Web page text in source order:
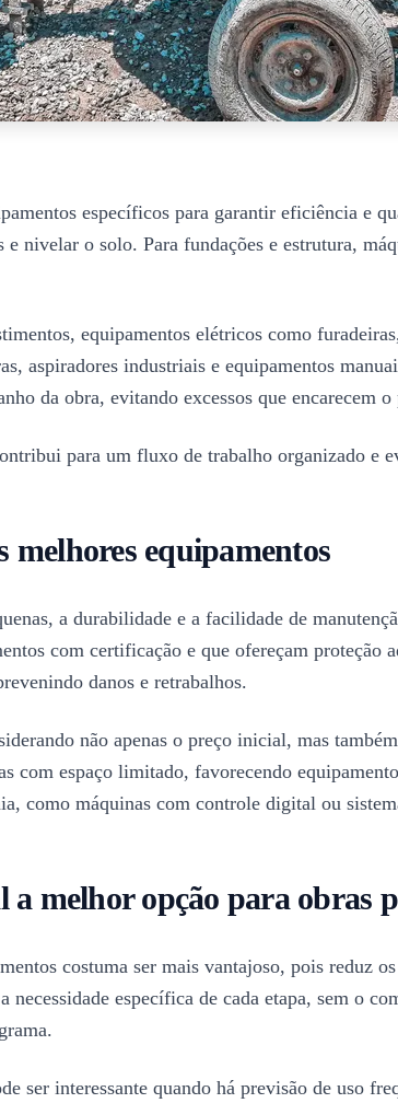
específicos para garantir eficiência e
e nivelar o solo. Para fundações e estrutura,
equipamentos elétricos como
aspiradores industriais e equipamentos
da obra, evitando excessos que encarecem
para um fluxo de trabalho organizado e
melhores equipamentos
a durabilidade e a facilidade de
com certificação e que ofereçam
danos e retrabalhos.
não apenas o preço inicial, mas
com espaço limitado, favorecendo
como máquinas com controle digital ou
melhor opção para obras
costuma ser mais vantajoso, pois reduz
necessidade específica de cada etapa, sem o
ser interessante quando há previsão de uso